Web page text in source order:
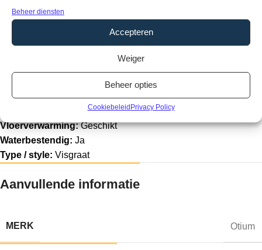
Beheer diensten
Accepteren
Weiger
Beheer opties
CookiebeleidPrivacy Policy
Pakinhoud:1,56 M2
Aantal planken per pak:18
Toplaag:0,55 mm
15 jaar
Vloerverwarming:Geschikt
Waterbestendig: Ja
Type / style: Visgraat
Aanvullende informatie
MERK Otium